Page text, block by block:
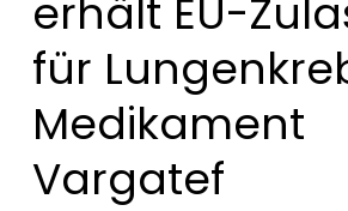
erhält EU-
für
Medikament
Vargatef